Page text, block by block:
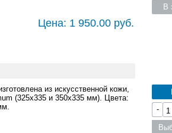
Цена: 1 950.00 руб.
В
из искусственной кожи,
(325x335 и 350x335 мм). Цвета:
-